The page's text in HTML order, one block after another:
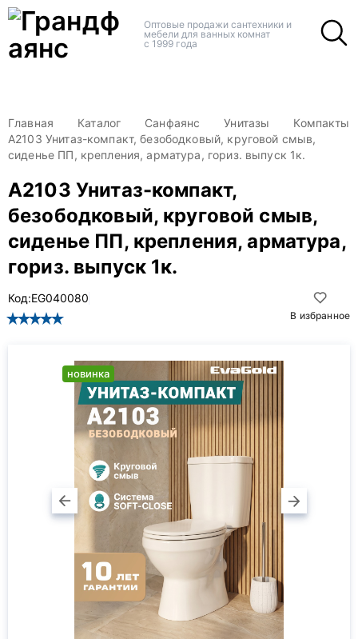
Оптовые продажи сантехники и
мебели для ванных комнат
с 1999 года
Главная Каталог Санфаянс Унитазы
Компакты
A2103 Унитаз-компакт, безободковый, круговой смыв,
сиденье ПП, крепления, арматура, гориз. выпуск 1к.
A2103 Унитаз-компакт,
безободковый, круговой смыв,
сиденье ПП, крепления, арматура,
гориз. выпуск 1к.
В избранное
Код:EG040080
новинка